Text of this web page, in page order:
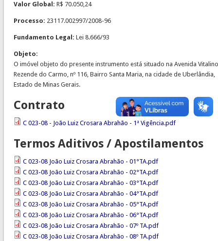
Valor Global: R$ 70.050,24
Processo: 23117.002997/2008-96
Fundamento Legal: Lei 8.666/93
Objeto:
O imóvel objeto do presente instrumento está situado na Avenida Vitalino
Rezende do Carmo, nº 116, Bairro Santa Maria, na cidade de Uberlândia,
Estado de Minas Gerais.
Contrato
C 023-08 - João Luiz Crosara Abrahão - 1ª Vigência.pdf
Termos Aditivos / Apostilamentos
C 023-08 João Luiz Crosara Abrahão - 01°TA.pdf
C 023-08 João Luiz Crosara Abrahão - 02°TA.pdf
C 023-08 João Luiz Crosara Abrahão - 03°TA.pdf
C 023-08 João Luiz Crosara Abrahão - 04°TA.pdf
C 023-08 João Luiz Crosara Abrahão - 05°TA.pdf
C 023-08 João Luiz Crosara Abrahão - 06°TA.pdf
C 023-08 João Luiz Crosara Abrahão - 07º TA.pdf
C 023-08 João Luiz Crosara Abrahão - 08º TA.pdf